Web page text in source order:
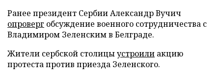
Ранее президент Сербии Александр Вучич
опроверг обсуждение военного сотрудничества с
Владимиром Зеленским в Белграде.
Жители сербской столицыустроили акцию
протеста против приезда Зеленского.